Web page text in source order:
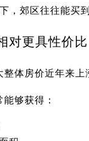
，郊区往往能买
对更具性价比
整体房价近年来上
够获得：